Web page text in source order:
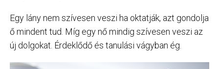
Egy lány nem szívesen veszi ha oktatják, azt gondolja
ő mindent tud. Míg egy nő mindig szívesen veszi az
új dolgokat. Érdeklődő és tanulási vágyban ég.